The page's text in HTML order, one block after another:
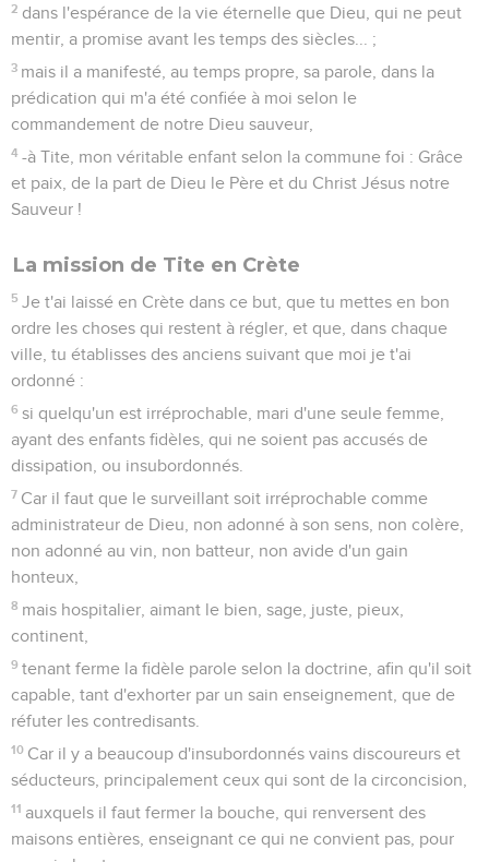
2 dans l'espérance de la vie éternelle que Dieu, qui ne peut
mentir, a promise avant les temps des siècles... ;
3 mais il a manifesté, au temps propre, sa parole, dans la
prédication qui m'a été confiée à moi selon le
commandement de notre Dieu sauveur,
4 -à Tite, mon véritable enfant selon la commune foi : Grâce
et paix, de la part de Dieu le Père et du Christ Jésus notre
Sauveur !
La mission de Tite en Crète
5 Je t'ai laissé en Crète dans ce but, que tu mettes en bon
ordre les choses qui restent à régler, et que, dans chaque
ville, tu établisses des anciens suivant que moi je t'ai
ordonné :
6 si quelqu'un est irréprochable, mari d'une seule femme,
ayant des enfants fidèles, qui ne soient pas accusés de
dissipation, ou insubordonnés.
7 Car il faut que le surveillant soit irréprochable comme
administrateur de Dieu, non adonné à son sens, non colère,
non adonné au vin, non batteur, non avide d'un gain
honteux,
8 mais hospitalier, aimant le bien, sage, juste, pieux,
continent,
9 tenant ferme la fidèle parole selon la doctrine, afin qu'il soit
capable, tant d'exhorter par un sain enseignement, que de
réfuter les contredisants.
10 Car il y a beaucoup d'insubordonnés vains discoureurs et
séducteurs, principalement ceux qui sont de la circoncision,
11 auxquels il faut fermer la bouche, qui renversent des
maisons entières, enseignant ce qui ne convient pas, pour